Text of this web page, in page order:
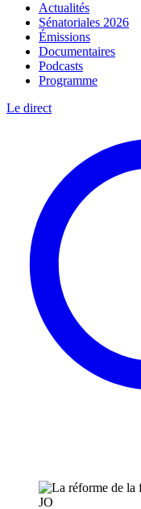
Actualités
Sénatoriales 2026
Émissions
Documentaires
Podcasts
Programme
Le direct